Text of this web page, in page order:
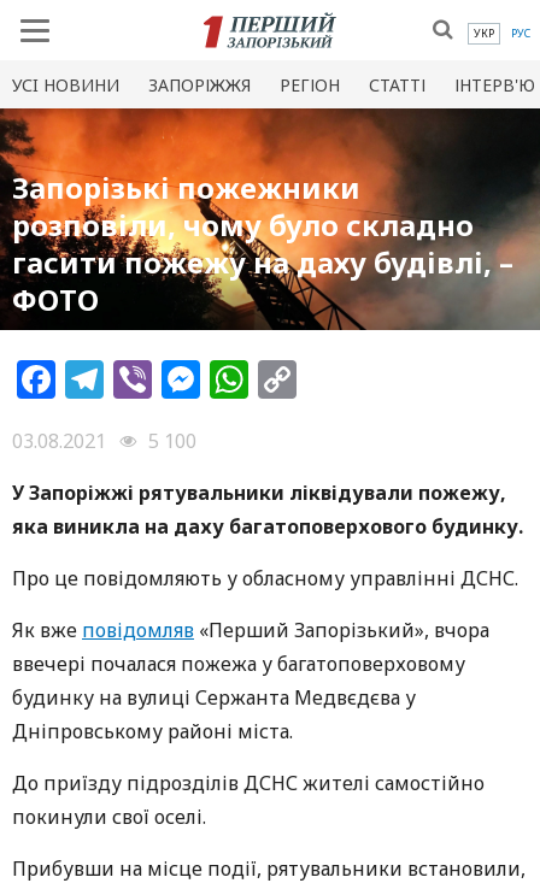
УКР РУС
УСI НОВИНИ ЗАПОРІЖЖЯ РЕГІОН СТАТТІ ІНТЕРВ'Ю
Запорізькі пожежники
розповіли, чому було складно
гасити пожежу на даху будівлі, –
ФОТО
Facebook
Telegram
ViberMessenger
WhatsApp
03.08.2021
5 100
У Запоріжжі рятувальники ліквідували пожежу,
яка виникла на даху багатоповерхового будинку.
Про це повідомляють у обласному управлінні ДСНС.
Як вже повідомляв «Перший Запорізький», вчора
ввечері почалася пожежа у багатоповерховому
будинку на вулиці Сержанта Медвєдєва у
Дніпровському районі міста.
До приїзду підрозділів ДСНС жителі самостійно
покинули свої оселі.
Прибувши на місце події, рятувальники встановили,